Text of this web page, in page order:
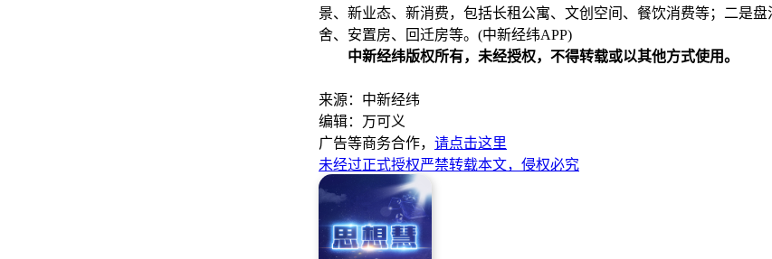
景、新业态、新消费，包括长租公寓、文创空间、餐饮消费等；二是
舍、安置房、回迁房等。(中新经纬APP)
中新经纬版权所有，未经授权，不得转载或以其他方式使用。
来源：中新经纬
编辑：万可义
广告等商务合作， 请点击这里
未经过正式授权严禁转载本文，侵权必究